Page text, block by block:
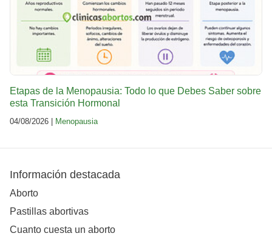
Etapas de la Menopausia: Todo lo que Debes Saber sobre
esta Transición Hormonal
04/08/2026 | Menopausia
Información destacada
Aborto
Pastillas abortivas
Cuanto cuesta un aborto